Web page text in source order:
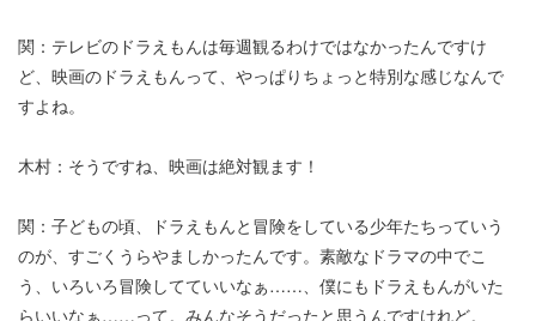
関：テレビのドラえもんは毎週観るわけではなかったんですけ
ど、映画のドラえもんって、やっぱりちょっと特別な感じなんで
すよね。
木村：そうですね、映画は絶対観ます！
関：子どもの頃、ドラえもんと冒険をしている少年たちっていう
のが、すごくうらやましかったんです。素敵なドラマの中でこ
う、いろいろ冒険してていいなぁ……、僕にもドラえもんがいた
らいいなぁ……って。みんなそうだったと思うんですけれど。